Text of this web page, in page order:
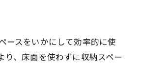
ースをいかにして効率的に使
、床面を使わずに収納スペー